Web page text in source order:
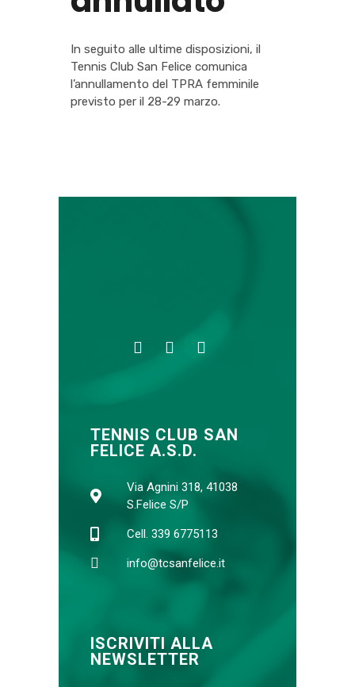
In seguito alle ultime disposizioni, il
Tennis Club San Felice comunica
l’annullamento del TPRA femminile
previsto per il 28-29 marzo.
TENNIS CLUB SAN
FELICE A.S.D.
Via Agnini 318, 41038
S.Felice S/P
Cell. 339 6775113
info@tcsanfelice.it
ISCRIVITI ALLA
NEWSLETTER